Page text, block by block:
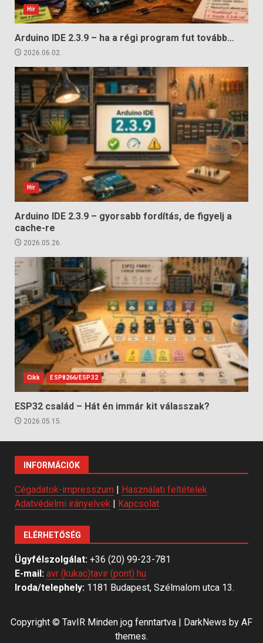
Hír
Arduino IDE 2.3.9 – ha a régi program fut tovább…
2026.06.02.
Hír
Arduino IDE 2.3.9 – gyorsabb fordítás, de figyelj a
cache-re
2026.05.26.
Cikk ESP8266/ESP32
ESP32 család – Hát én immár kit válasszak?
2026.05.15.
INFORMÁCIÓK
Cégadatok-impresszum
Használati feltételek
Adatvédelmi irányelvek
Kapcsolat
ELÉRHETŐSÉG
Ügyfélszolgálat: +36 (20) 99-23-781
E-mail: avr (kukac)tavir (pont) hu
Iroda/telephely: 1181 Budapest, Szélmalom utca 13.
Copyright © TavIR Minden jog fenntartva DarkNews by AF
themes.